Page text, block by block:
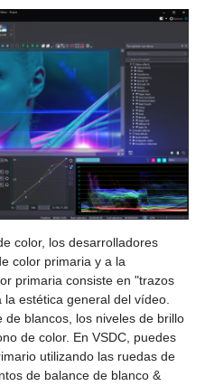
color, los desarrolladores
color primaria y a la
primaria consiste en "trazos
estética general del vídeo.
de blancos, los niveles de brillo
de color. En VSDC, puedes
utilizando las ruedas de
de balance de blanco &